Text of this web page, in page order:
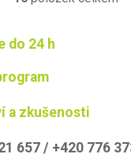
O
c
p
do 24 h
a zkušenosti
657 / +420 776